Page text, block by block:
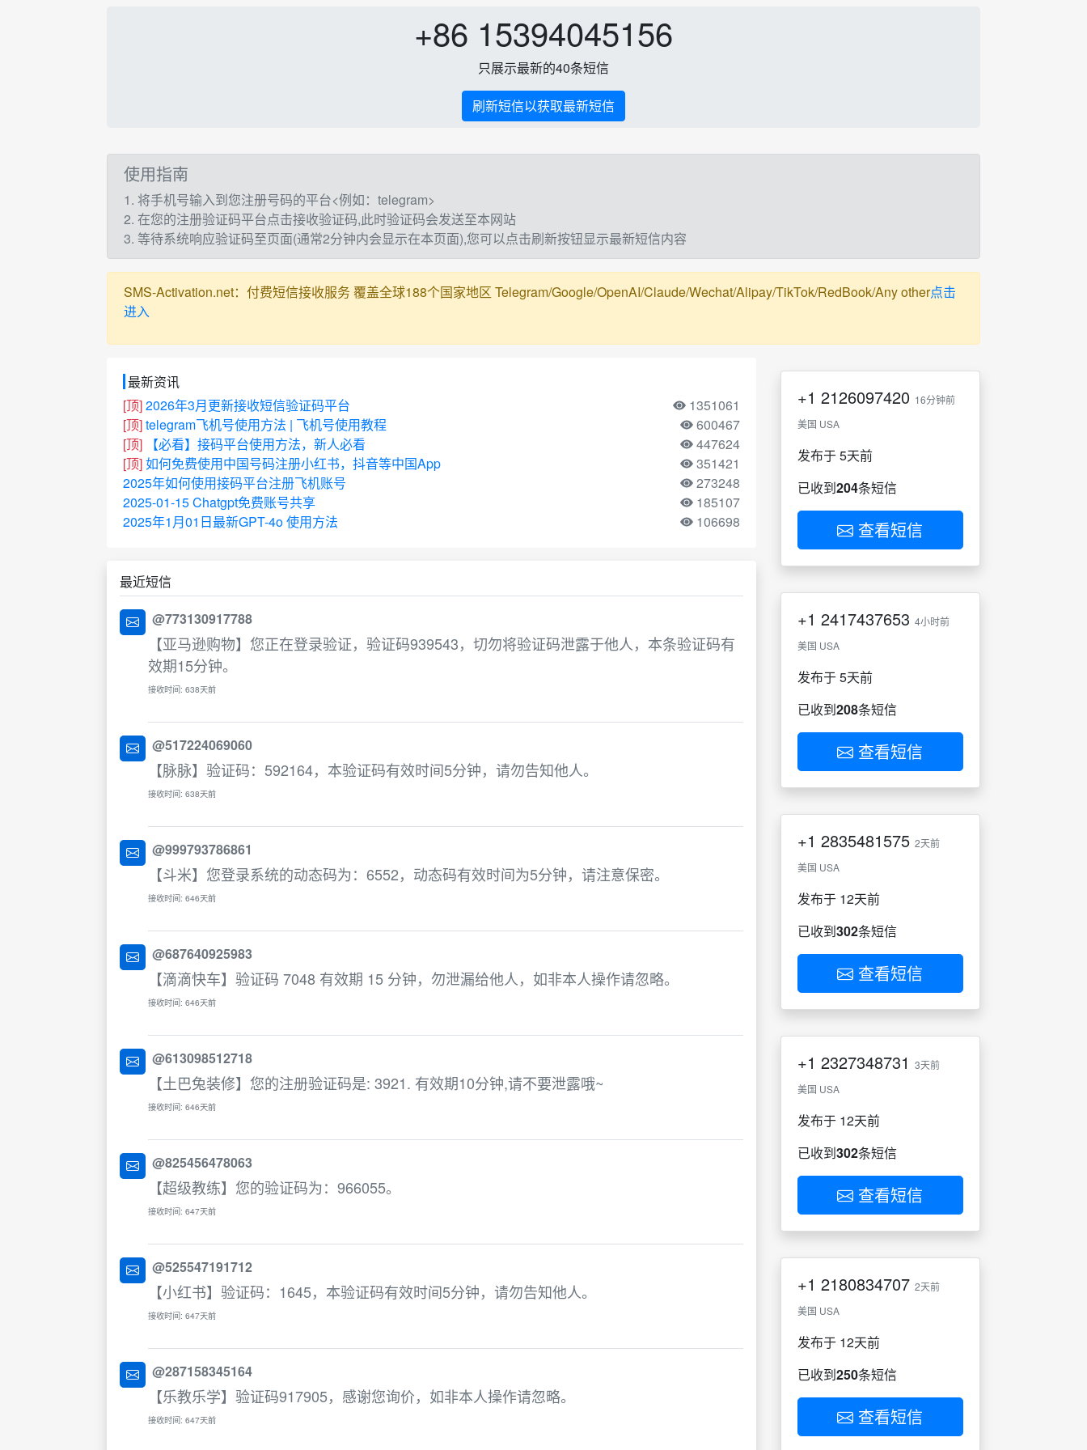
+86 15394045156
只展示最新的40条短信
刷新短信以获取最新短信
使用指南
1. 将手机号输入到您注册号码的平台<例如：telegram>
2. 在您的注册验证码平台点击接收验证码,此时验证码会发送至本网站
3. 等待系统响应验证码至页面(通常2分钟内会显示在本页面),您可以点击刷新按钮显示最新短信内容
SMS-Activation.net：付费短信接收服务 覆盖全球188个国家地区 Telegram/Google/OpenAI/Claude/Wechat/Alipay/TikTok/RedBook/Any other点击
进入
最新资讯
[顶]2026年3月更新接收短信验证码平台
1351061
[顶]telegram飞机号使用方法 | 飞机号使用教程
600467
[顶]
【必看】接码平台使用方法，新人必看
447624
[顶]如何免费使用中国号码注册小红书，抖音等中国App
351421
2025年如何使用接码平台注册飞机账号
273248
2025-01-15 Chatgpt免费账号共享
185107
2025年1月01日最新GPT-4o 使用方法
106698
最近短信
@773130917788
【亚马逊购物】您正在登录验证，验证码939543，切勿将验证码泄露于他人，本条验证码有
效期15分钟。
接收时间: 638天前
@517224069060
【脉脉】验证码：592164，本验证码有效时间5分钟，请勿告知他人。
接收时间: 638天前
@999793786861
【斗米】您登录系统的动态码为：6552，动态码有效时间为5分钟，请注意保密。
接收时间: 646天前
@687640925983
【滴滴快车】验证码 7048 有效期 15 分钟，勿泄漏给他人，如非本人操作请忽略。
接收时间: 646天前
@613098512718
【土巴兔装修】您的注册验证码是: 3921. 有效期10分钟,请不要泄露哦~
接收时间: 646天前
@825456478063
【超级教练】您的验证码为：966055。
接收时间: 647天前
@525547191712
【小红书】验证码：1645，本验证码有效时间5分钟，请勿告知他人。
接收时间: 647天前
@287158345164
【乐教乐学】验证码917905，感谢您询价，如非本人操作请忽略。
接收时间: 647天前
+1 2126097420 16分钟前
美国 USA
发布于 5天前
已收到204条短信
查看短信
+1 2417437653 4小时前
美国 USA
发布于 5天前
已收到208条短信
查看短信
+1 2835481575 2天前
美国 USA
发布于 12天前
已收到302条短信
查看短信
+1 2327348731 3天前
美国 USA
发布于 12天前
已收到302条短信
查看短信
+1 2180834707 2天前
美国 USA
发布于 12天前
已收到250条短信
查看短信